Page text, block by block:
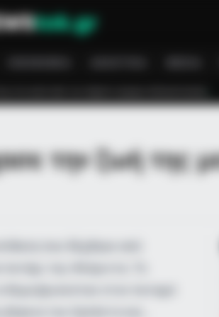
πολυκατοικίας
την ζωή της